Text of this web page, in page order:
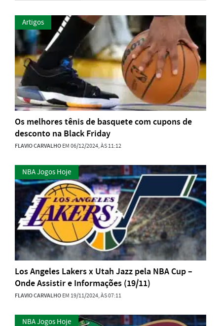
Artigos
Os melhores tênis de basquete com cupons de
desconto na Black Friday
FLAVIO CARVALHOEM 06/12/2024, ÀS 11:12
NBA Jogos Hoje
Los Angeles Lakers x Utah Jazz pela NBA Cup –
Onde Assistir e Informações (19/11)
FLAVIO CARVALHOEM 19/11/2024, ÀS 07:11
NBA Jogos Hoje